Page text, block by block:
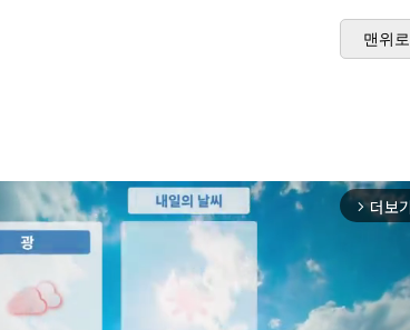
맨위로
arrow_forward_ios 더보기